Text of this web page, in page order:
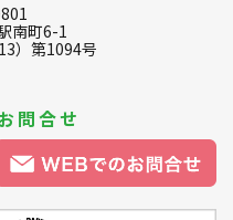
南町6-1
）第1094号
問合せ